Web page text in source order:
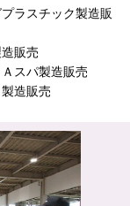
ラスチック製造販
販売
スパ製造販売
造販売